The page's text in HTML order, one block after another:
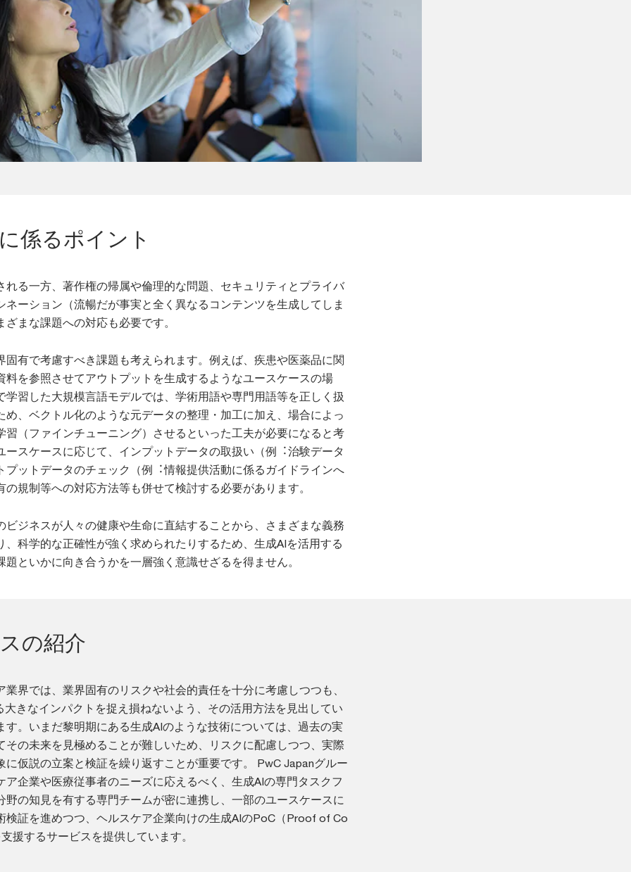
係るポイント
れる一方、著作権の帰属や倫理的な問題、セキュリティとプライバ
ネーション（流暢だが事実と全く異なるコンテンツを生成してしま
まな課題への対応も必要です。
固有で考慮すべき課題も考えられます。例えば、疾患や医薬品に関
料を参照させてアウトプットを生成するようなユースケースの場
学習した大規模言語モデルでは、学術用語や専門用語等を正しく扱
め、ベクトル化のような元データの整理・加工に加え、場合によっ
習（ファインチューニング）させるといった工夫が必要になると考
ースケースに応じて、インプットデータの取扱い（例︓治験データ
プットデータのチェック（例︓情報提供活動に係るガイドラインへ
の規制等への対応方法等も併せて検討する必要があります。
ビジネスが人々の健康や生命に直結することから、さまざまな義務
、科学的な正確性が強く求められたりするため、生成AIを活用する
といかに向き合うかを一層強く意識せざるを得ません。
の紹介
業界では、業界固有のリスクや社会的責任を十分に考慮しつつも、
大きなインパクトを捉え損ねないよう、その活用方法を見出してい
す。いまだ黎明期にある生成AIのような技術については、過去の実
その未来を見極めることが難しいため、リスクに配慮しつつ、実際
に仮説の立案と検証を繰り返すことが重要です。 PwC Japanグルー
ア企業や医療従事者のニーズに応えるべく、生成AIの専門タスクフ
野の知見を有する専門チームが密に連携し、一部のユースケースに
検証を進めつつ、ヘルスケア企業向けの生成AIのPoC（Proof of Co
援するサービスを提供しています。